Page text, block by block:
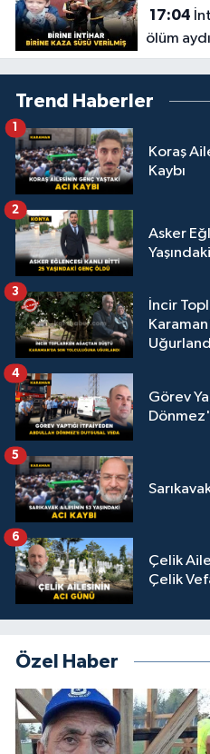
17:04
ölüm
Trend Haberler
Koraş
Kaybı
1
Asker
2
İncir
3
Görev
4
5
Çelik
Çelik
6
Özel Haber